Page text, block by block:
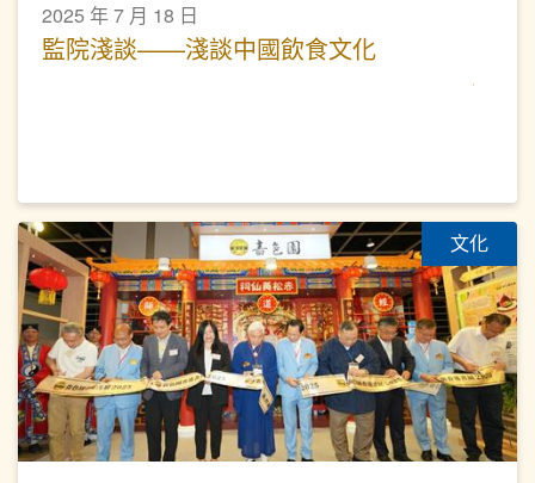
2025 年 7 月 18 日
監院淺談——淺談中國飲食文化
文化